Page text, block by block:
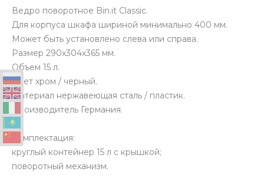
Ведро поворотное Bin.it Classic.
Для корпуса шкафа шириной минимально 400 мм.
Может быть установлено слева или справа.
Размер 290x304x365 мм.
Объем 15 л.
Цвет хром / черный.
Материал нержавеющая сталь / пластик.
Производитель Германия.
Комплектация:
круглый контейнер 15 л с крышкой;
поворотный механизм.